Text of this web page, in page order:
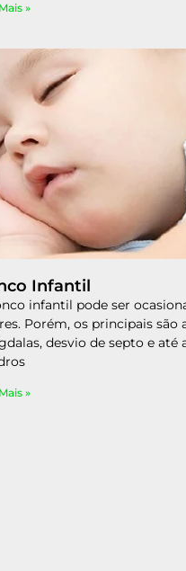
»
Infantil
infantil pode ser
Porém, os principais são
desvio de septo e até
»